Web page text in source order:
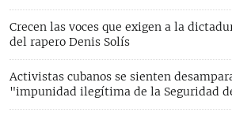
Crecen las voces que exigen a la
del rapero Denis Solís
Activistas cubanos se sienten
"impunidad ilegítima de la Seguridad